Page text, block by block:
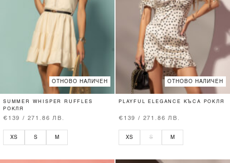
ОТНОВО НАЛИЧЕН
SUMMER WHISPER RUFFLES
РОКЛЯ
€139 / 271.86 ЛВ.
XS S M
ОТНОВО НАЛИЧЕН
PLAYFUL ELEGANCE КЪСА РОКЛЯ
€139 / 271.86 ЛВ.
XS S M